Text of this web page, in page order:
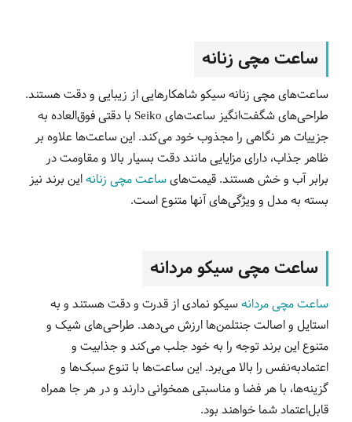
ساعت مچی زنانه
ساعت‌های مچی زنانه سیکو شاهکارهایی از زیبایی و دقت هستند.
طراحی‌های شگفت‌انگیز ساعت‌های Seiko با دقتی فوق‌العاده به
جزییات هر نگاهی را مجذوب خود می‌کند. این ساعت‌ها علاوه بر
ظاهر جذاب، دارای مزایایی مانند دقت بسیار بالا و مقاومت در
برابر آب و خش هستند. قیمت‌هایساعت‌ مچی زنانهاین برند نیز
بسته به مدل و ویژگی‌های آنها متنوع است.
ساعت مچی سیکو مردانه
ساعت‌ مچی مردانهسیکو نمادی از قدرت و دقت هستند و به
استایل و اصالت جنتلمن‌ها ارزش می‌دهد. طراحی‌های شیک و
متنوع این برند توجه را به خود جلب می‌کند و جذابیت و
اعتمادبه‌نفس را بالا می‌برد. این ساعت‌ها با تنوع سبک‌ها و
گزینه‌ها، با هر فضا و مناسبتی همخوانی دارند و در هر جا همراه
قابل‌اعتماد شما خواهند بود.